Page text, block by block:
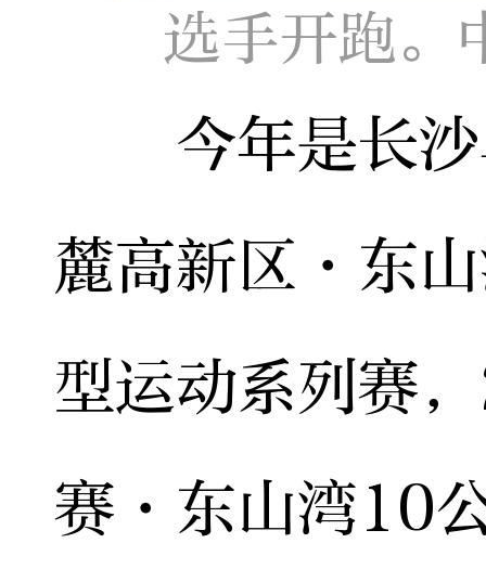
选手开跑
今年是长沙
麓高新区·东
型运动系列赛
赛·东山湾10